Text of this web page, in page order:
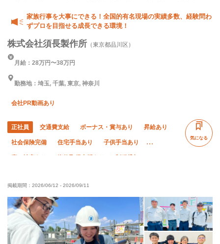
家族行事を大事にできる！全国的有名現場の実績多数、経験問わ
ずプロを目指せる成長できる環境！
株式会社須長製作所 （東京都品川区）
月給：28万円〜38万円
勤務地：埼玉, 千葉, 東京, 神奈川
会社PR動画あり
正社員 交通費支給 ボーナス・賞与あり 昇給あり
社会保険完備 住宅手当あり 子供手当あり
寮・社宅あり 資格取得支援あり 制服貸与
有資格者優遇 夏季休暇
残業月10時間以下 完全週休二日制
土日休み 転勤なし
気になる
掲載期間： 2026/06/12 - 2026/09/11